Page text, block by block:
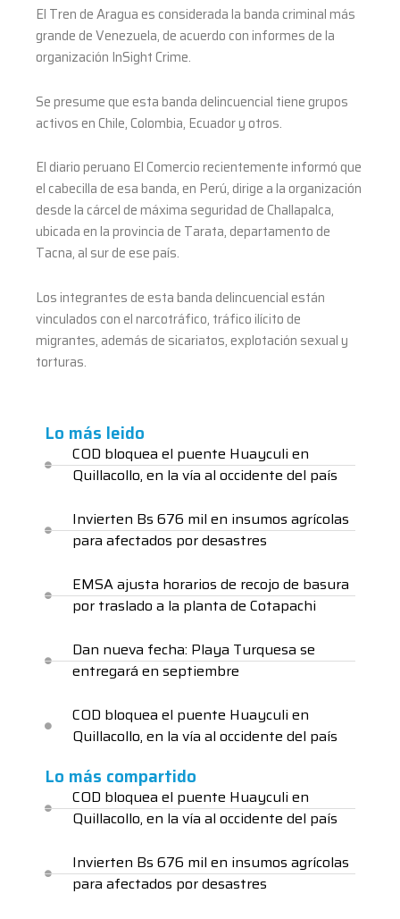
El Tren de Aragua es considerada la banda criminal más
grande de Venezuela, de acuerdo con informes de la
organización InSight Crime.
Se presume que esta banda delincuencial tiene grupos
activos en Chile, Colombia, Ecuador y otros.
El diario peruano El Comercio recientemente informó que
el cabecilla de esa banda, en Perú, dirige a la organización
desde la cárcel de máxima seguridad de Challapalca,
ubicada en la provincia de Tarata, departamento de
Tacna, al sur de ese país.
Los integrantes de esta banda delincuencial están
vinculados con el narcotráfico, tráfico ilícito de
migrantes, además de sicariatos, explotación sexual y
torturas.
Lo más leido
COD bloquea el puente Huayculi en
Quillacollo, en la vía al occidente del país
Invierten Bs 676 mil en insumos agrícolas
para afectados por desastres
EMSA ajusta horarios de recojo de basura
por traslado a la planta de Cotapachi
Dan nueva fecha: Playa Turquesa se
entregará en septiembre
COD bloquea el puente Huayculi en
Quillacollo, en la vía al occidente del país
Lo más compartido
COD bloquea el puente Huayculi en
Quillacollo, en la vía al occidente del país
Invierten Bs 676 mil en insumos agrícolas
para afectados por desastres